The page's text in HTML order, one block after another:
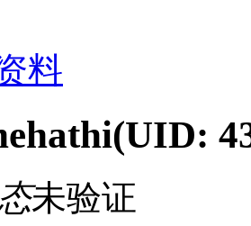
料
(UID:
未验证